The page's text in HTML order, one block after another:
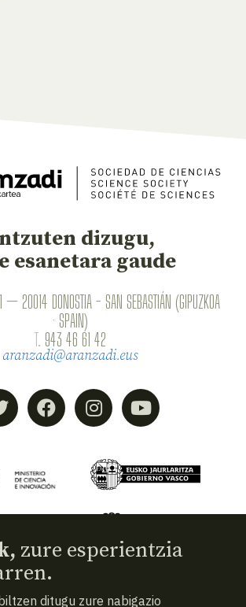
dizugu,
esanetara gaude
— 20014 DONOSTIA - SAN SEBASTIÁN (GIPUZKOA
· SPAIN)
T. 943 46 61 42
aranzadi@aranzadi.eus
zure esperientzia
ditugu zure nabigazio